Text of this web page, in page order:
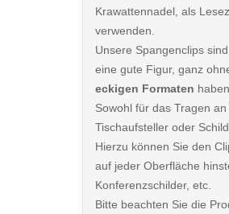
Krawattennadel, als
verwenden.
Unsere Spangenclips
eine gute Figur, ganz
eckigen Formaten
Sowohl für das Tragen
Tischaufsteller oder
Hierzu können Sie den
auf jeder Oberfläche
Konferenzschilder, etc.
Bitte beachten Sie die